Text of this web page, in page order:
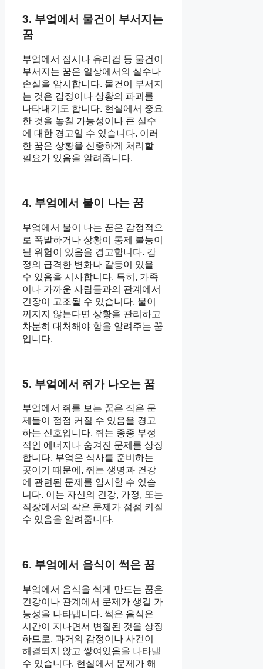
3. 부엌에서 물건이 부서지는
꿈
부엌에서 접시나 유리컵 등 물건이
부서지는 꿈은 일상에서의 실수나
손실을 암시합니다. 물건이 부서지
는 것은 감정이나 상황의 파괴를
나타내기도 합니다. 현실에서 중요
한 것을 놓칠 가능성이나 큰 실수
에 대한 경고일 수 있습니다. 이러
한 꿈은 상황을 신중하게 처리할
필요가 있음을 알려줍니다.
4. 부엌에서 불이 나는 꿈
부엌에서 불이 나는 꿈은 감정적으
로 폭발하거나 상황이 통제 불능이
될 위험이 있음을 경고합니다. 감
정의 급격한 변화나 갈등이 있을
수 있음을 시사합니다. 특히, 가족
이나 가까운 사람들과의 관계에서
긴장이 고조될 수 있습니다. 불이
꺼지지 않는다면 상황을 관리하고
차분히 대처해야 함을 알려주는 꿈
입니다.
5. 부엌에서 쥐가 나오는 꿈
부엌에서 쥐를 보는 꿈은 작은 문
제들이 점점 커질 수 있음을 경고
하는 신호입니다. 쥐는 종종 부정
적인 에너지나 숨겨진 문제를 상징
합니다. 부엌은 식사를 준비하는
곳이기 때문에, 쥐는 생명과 건강
에 관련된 문제를 암시할 수 있습
니다. 이는 자신의 건강, 가정, 또는
직장에서의 작은 문제가 점점 커질
수 있음을 알려줍니다.
6. 부엌에서 음식이 썩은 꿈
부엌에서 음식을 썩게 만드는 꿈은
건강이나 관계에서 문제가 생길 가
능성을 나타냅니다. 썩은 음식은
시간이 지나면서 변질된 것을 상징
하므로, 과거의 감정이나 사건이
해결되지 않고 쌓여있음을 나타낼
수 있습니다. 현실에서 문제가 해